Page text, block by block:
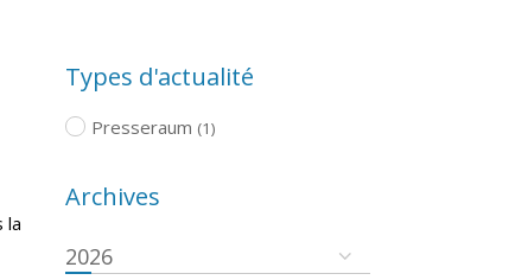
la
Types d'actualité
Presseraum (1)
Archives
2026